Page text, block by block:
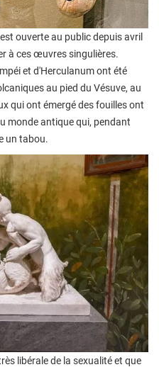
ouverte au public depuis avril
à ces œuvres singulières.
et d'Herculanum ont été
au pied du Vésuve, au
qui ont émergé des fouilles ont
monde antique qui, pendant
un tabou.
libérale de la sexualité et que